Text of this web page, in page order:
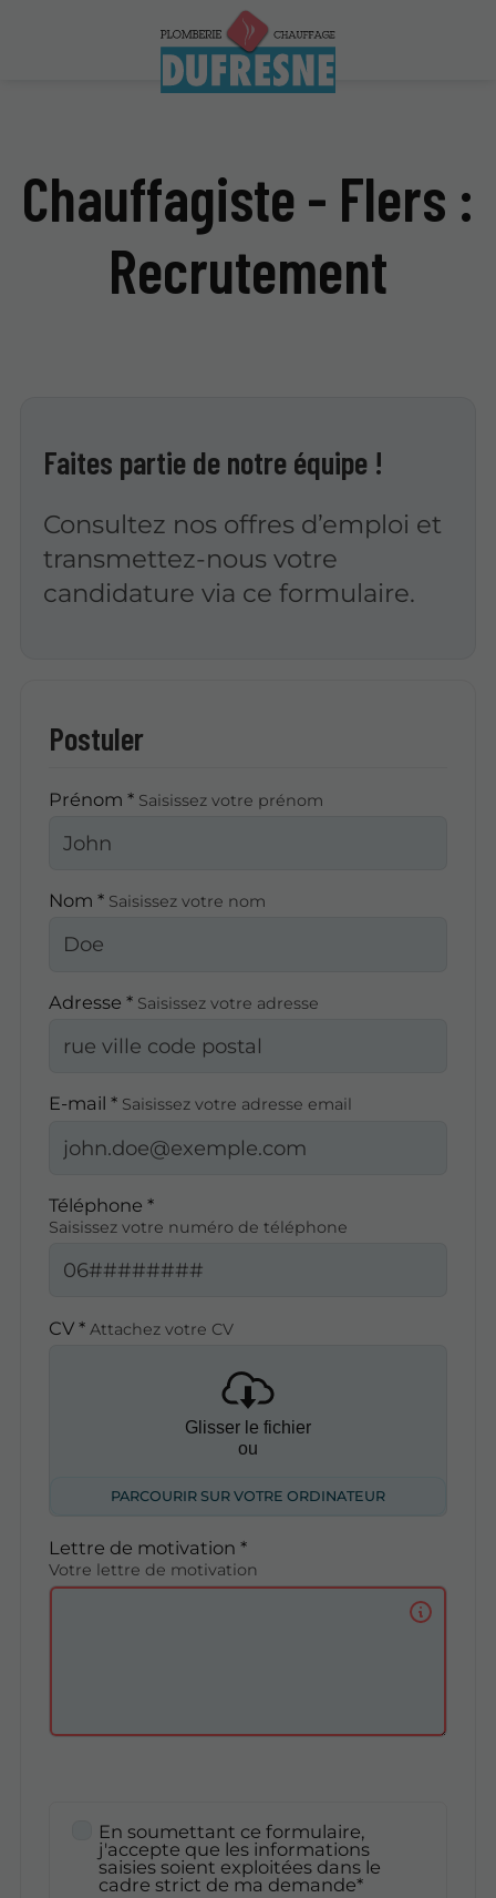
Chauffagiste - Flers :
Recrutement
Faites partie de notre équipe !
Consultez nos offres d’emploi et
transmettez-nous votre
candidature via ce formulaire.
Postuler
Prénom * Saisissez votre prénom
Nom * Saisissez votre nom
Adresse * Saisissez votre adresse
E-mail * Saisissez votre adresse email
Téléphone *
Saisissez votre numéro de téléphone
CV * Attachez votre CV
Glisser le fichier
ou
PARCOURIR SUR VOTRE ORDINATEUR
Lettre de motivation *
Votre lettre de motivation
En soumettant ce formulaire,
j'accepte que les informations
saisies soient exploitées dans le
cadre strict de ma demande*